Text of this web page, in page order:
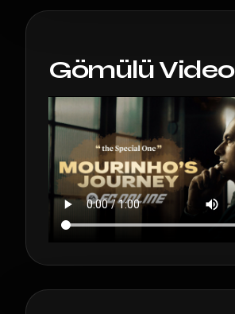
Gömülü Video